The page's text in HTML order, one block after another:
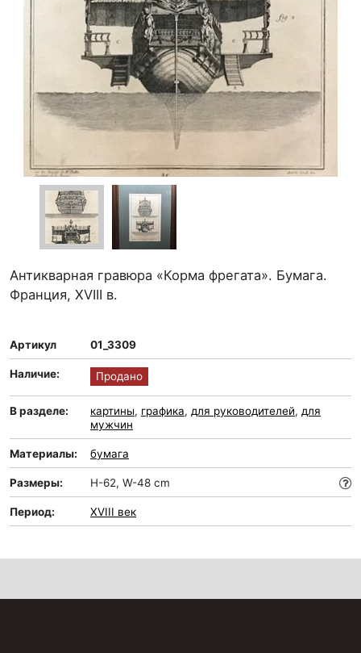
Антикварная гравюра «Корма фрегата». Бумага.
Франция, XVIII в.
Артикул 01_3309
Наличие: Продано
В разделе: картины, графика, для руководителей, для
мужчин
Материалы: бумага
Размеры: H-62, W-48 cm
Период: XVIII век